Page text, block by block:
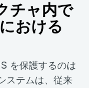
チャ内で
おける
を保護するのは
ステムは、従来